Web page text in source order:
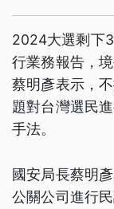
2024大選剩下
行業務報告，
蔡明彥表示，
題對台灣選民
手法。
國安局長蔡明
公關公司進行